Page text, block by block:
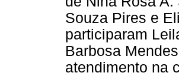
Souza Pires e
participaram
Barbosa
atendimento na